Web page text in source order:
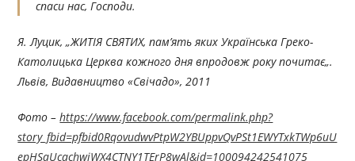
спаси нас, Господи.
Я. Луцик, „ЖИТІЯ СВЯТИХ, пам’ять яких Українська Греко-
Католицька Церква кожного дня впродовж року почитає„.
Львів, Видавництво «Свічадо», 201 1
Фото –https://www.facebook.com/permalink.php?
story_fbid=pfbid0RqovudwvPtpW2YBUppvQvPSt1EWYTxkTWp6uU
epHSaUcachwiWX4CTNY1TErP8wAl&id=100094242541075